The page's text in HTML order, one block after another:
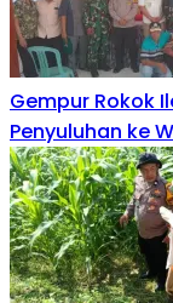
Gempur Rokok
Penyuluhan ke